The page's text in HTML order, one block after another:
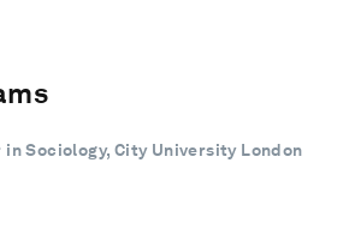
Sociology, City University London